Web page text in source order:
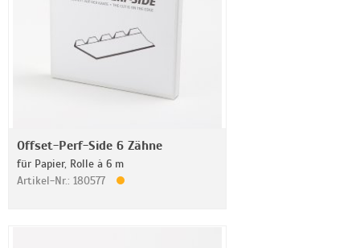
Offset-Perf-Side 6 Zähne
für Papier, Rolle à 6 m
Artikel-Nr.: 180577